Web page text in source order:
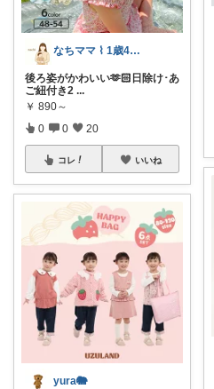
なちママ ⌇ 1歳4歳ママ
後ろ姿がかわいい🫶🏻‎日除け･あ
ご紐付き2 ...
￥ 890～
0 0 20
コレ いいね
yura🐘